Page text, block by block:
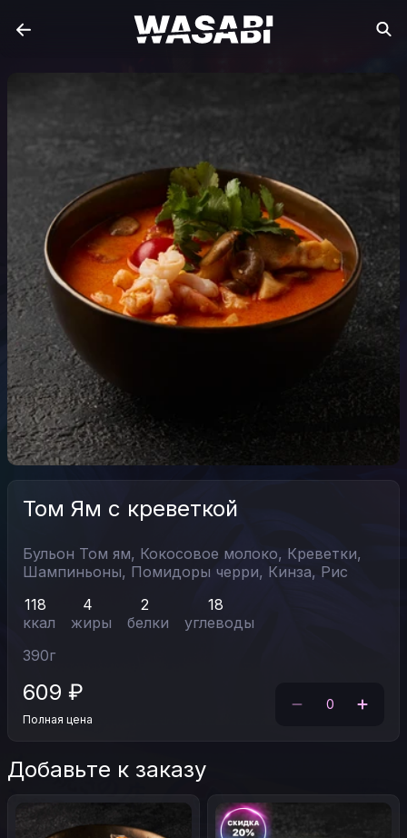
Том Ям с креветкой
Бульон Том ям, Кокосовое молоко, Креветки,
Шампиньоны, Помидоры черри, Кинза, Рис
118
ккал
4
жиры
2
белки
18
углеводы
390г
609 ₽
Полная цена
0
Добавьте к заказу